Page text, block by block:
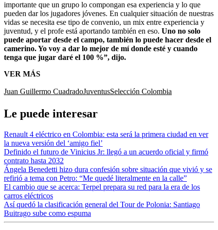
importante que un grupo lo compongan esa experiencia y lo que
pueden dar los jugadores jóvenes. En cualquier situación de nuestras
vidas se necesita ese tipo de convenio, un mix entre experiencia y
juventud, y el profe está aportando también en eso. Uno no solo
puede aportar desde el campo, también lo puede hacer desde el
camerino. Yo voy a dar lo mejor de mí donde esté y cuando
tenga que jugar daré el 100 %”, dijo.
VER MÁS
Juan Guillermo CuadradoJuventusSelección Colombia
Le puede interesar
Renault 4 eléctrico en Colombia: esta será la primera ciudad en ver
la nueva versión del ‘amigo fiel’
Definido el futuro de Vinicius Jr: llegó a un acuerdo oficial y firmó
contrato hasta 2032
Ángela Benedetti hizo dura confesión sobre situación que vivió y se
refirió a tema con Petro: “Me quedé literalmente en la calle”
El cambio que se acerca: Terpel prepara su red para la era de los
carros eléctricos
Así quedó la clasificación general del Tour de Polonia: Santiago
Buitrago sube como espuma